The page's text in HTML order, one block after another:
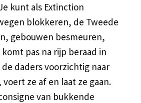
kunt als Extinction
blokkeren, de Tweede
gebouwen besmeuren,
pas na rijp beraad in
daders voorzichtig naar
ze af en laat ze gaan.
van bukkende